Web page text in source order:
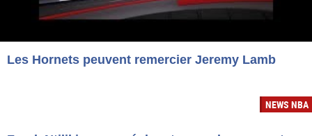
Les Hornets peuvent remercier Jeremy Lamb
NEWS NBA